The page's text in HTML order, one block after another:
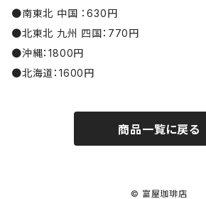
●南東北 中国 ：630円
●北東北 九州 四国：770円
●沖縄：1800円
●北海道：1600円
商品一覧に戻る
© 富屋珈琲店